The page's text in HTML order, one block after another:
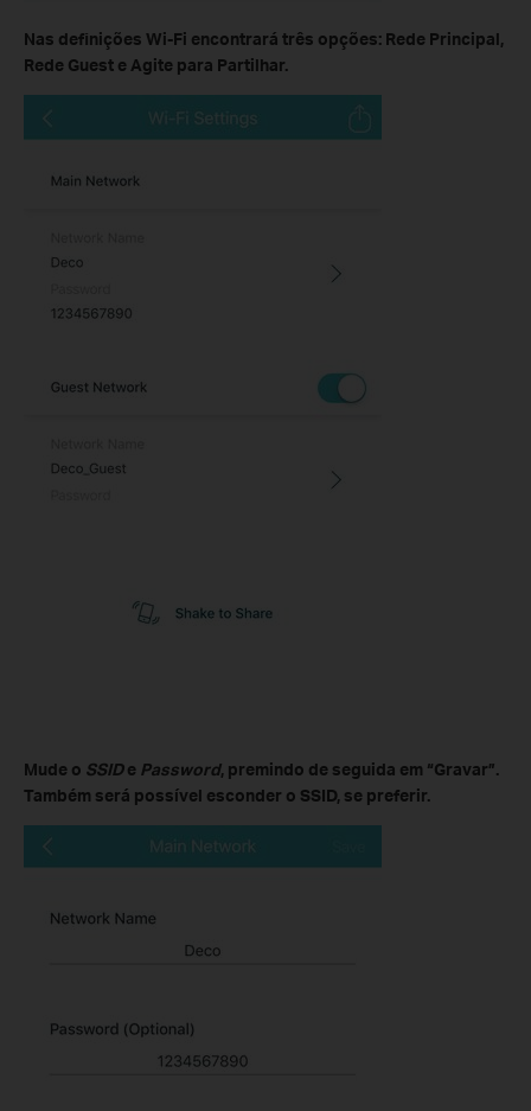
Nas definições Wi-Fi encontrará três opções: Rede Principal,
Rede Guest e Agite para Partilhar.
Mude o SSIDe Password, premindo de seguida em “Gravar”.
Também será possível esconder o SSID, se preferir.